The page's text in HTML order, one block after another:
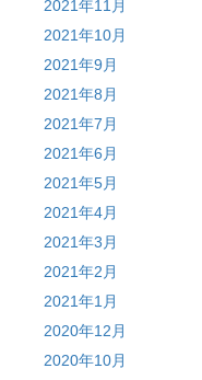
2021年11月
2021年10月
2021年9月
2021年8月
2021年7月
2021年6月
2021年5月
2021年4月
2021年3月
2021年2月
2021年1月
2020年12月
2020年10月